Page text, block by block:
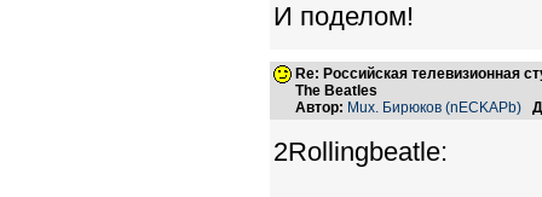
И поделом!
Re: Российская телевизионная
The Beatles
Автор: Mux. Бирюков (nECKAPb)
2Rollingbeatle: